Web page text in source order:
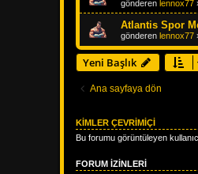
gönderen lennox77
Atlantis Spor
gönderen lennox77
Yeni Başlık
Ana sayfaya dön
KIMLER ÇEVRIMIÇI
Bu forumu görüntüleyen
FORUM IZINLERI